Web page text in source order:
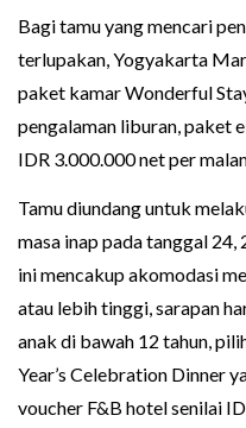
Bagi tamu yang mencari
terlupakan, Yogyakarta
paket kamar Wonderful
pengalaman liburan, paket
IDR 3.000.000 net per
Tamu diundang untuk
masa inap pada tanggal
ini mencakup akomodasi
atau lebih tinggi, sarapan
anak di bawah 12 tahun,
Year’s Celebration Dinner
voucher F&B hotel senilai